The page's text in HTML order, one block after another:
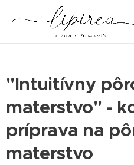
"Intuitívny
materstvo" -
príprava na
materstvo